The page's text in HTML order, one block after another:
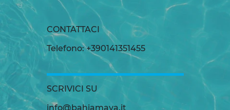
CONTATTACI
Telefono: +390141351455
SCRIVICI SU
info@bahiamaya.it